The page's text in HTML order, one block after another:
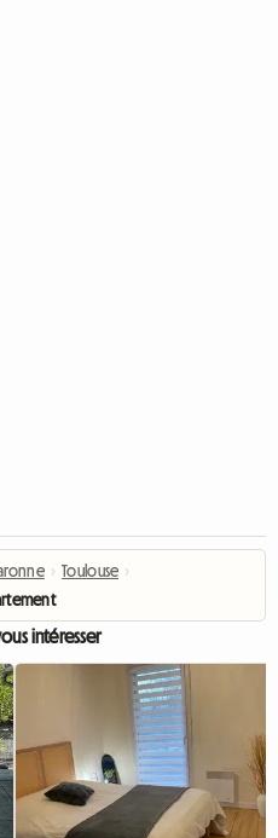
› Toulouse ›
intéresser